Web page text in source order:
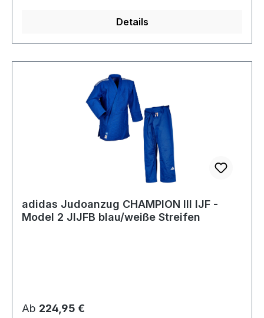
Details
adidas Judoanzug CHAMPION III IJF -
Model 2 JIJFB blau/weiße Streifen
Regulärer Preis:
Ab 224,95 €